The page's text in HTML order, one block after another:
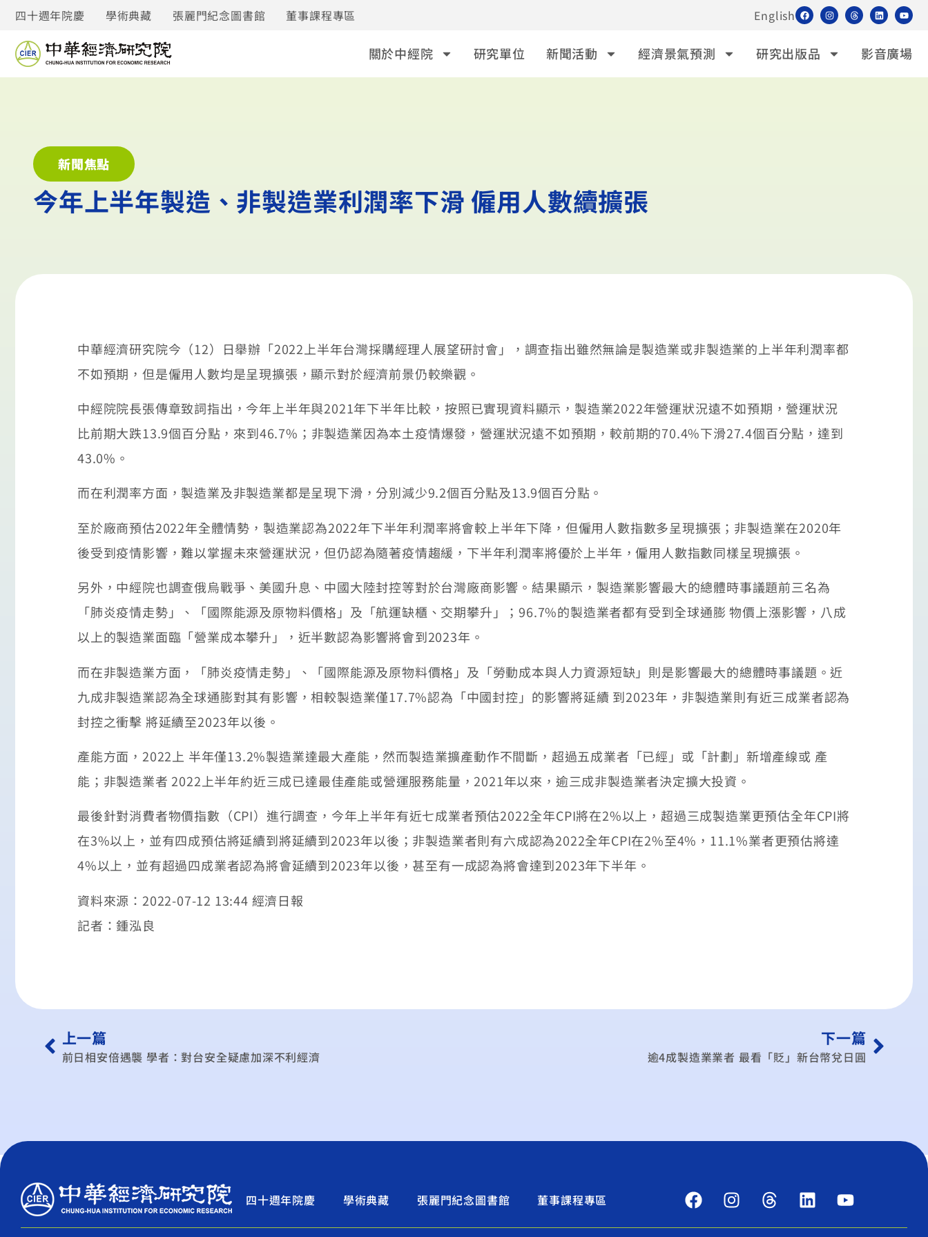
四十週年院慶 學術典藏 張麗門紀念圖書館 董事課程專區 English
關於中經院 研究單位 新聞活動 經濟景氣預測 研究出版品 影音廣場
新聞焦點
今年上半年製造、非製造業利潤率下滑 僱用人數續擴張
中華經濟研究院今（12）日舉辦「2022上半年台灣採購經理人展望研討會」，調查指出雖然無論是製造業或非製造業的上半年利潤率都
不如預期，但是僱用人數均是呈現擴張，顯示對於經濟前景仍較樂觀。
中經院院長張傳章致詞指出，今年上半年與2021年下半年比較，按照已實現資料顯示，製造業2022年營運狀況遠不如預期，營運狀況
比前期大跌13.9個百分點，來到46.7%；非製造業因為本土疫情爆發，營運狀況遠不如預期，較前期的70.4%下滑27.4個百分點，達到
43.0%。
而在利潤率方面，製造業及非製造業都是呈現下滑，分別減少9.2個百分點及13.9個百分點。
至於廠商預估2022年全體情勢，製造業認為2022年下半年利潤率將會較上半年下降，但僱用人數指數多呈現擴張；非製造業在2020年
後受到疫情影響，難以掌握未來營運狀況，但仍認為隨著疫情趨緩，下半年利潤率將優於上半年，僱用人數指數同樣呈現擴張。
另外，中經院也調查俄烏戰爭、美國升息、中國大陸封控等對於台灣廠商影響。結果顯示，製造業影響最大的總體時事議題前三名為
「肺炎疫情走勢」、「國際能源及原物料價格」及「航運缺櫃、交期攀升」；96.7%的製造業者都有受到全球通膨 物價上漲影響，八成
以上的製造業面臨「營業成本攀升」，近半數認為影響將會到2023年。
而在非製造業方面，「肺炎疫情走勢」、「國際能源及原物料價格」及「勞動成本與人力資源短缺」則是影響最大的總體時事議題。近
九成非製造業認為全球通膨對其有影響，相較製造業僅17.7%認為「中國封控」的影響將延續 到2023年，非製造業則有近三成業者認為
封控之衝擊 將延續至2023年以後。
產能方面，2022上 半年僅13.2%製造業達最大產能，然而製造業擴產動作不間斷，超過五成業者「已經」或「計劃」新增產線或 產
能；非製造業者 2022上半年約近三成已達最佳產能或營運服務能量，2021年以來，逾三成非製造業者決定擴大投資。
最後針對消費者物價指數（CPI）進行調查，今年上半年有近七成業者預估2022全年CPI將在2%以上，超過三成製造業更預估全年CPI將
在3%以上，並有四成預估將延續到將延續到2023年以後；非製造業者則有六成認為2022全年CPI在2%至4%，11.1%業者更預估將達
4%以上，並有超過四成業者認為將會延續到2023年以後，甚至有一成認為將會達到2023年下半年。
資料來源：2022-07-12 13:44 經濟日報
記者：鍾泓良
上一篇
前日相安倍遇襲 學者：對台安全疑慮加深不利經濟
下一篇
逾4成製造業業者 最看「貶」新台幣兌日圓
四十週年院慶 學術典藏 張麗門紀念圖書館 董事課程專區